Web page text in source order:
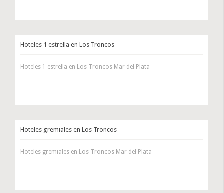
Hoteles 1 estrella en Los Troncos
Hoteles 1 estrella en Los Troncos Mar del Plata
Hoteles gremiales en Los Troncos
Hoteles gremiales en Los Troncos Mar del Plata